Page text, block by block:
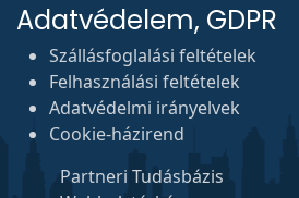
Adatvédelem, GDPR
Szállásfoglalási feltételek
Felhasználási feltételek
Adatvédelmi irányelvek
Cookie-házirend
Partneri Tudásbázis